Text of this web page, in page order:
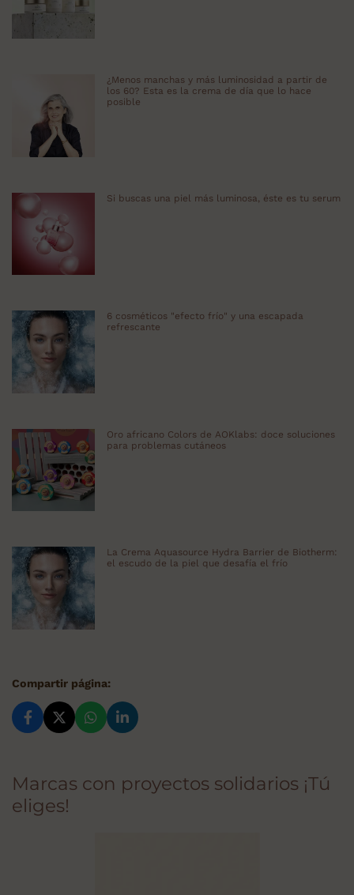
¿Menos manchas y más luminosidad a partir de
los 60? Esta es la crema de día que lo hace
posible
Si buscas una piel más luminosa, éste es tu serum
6 cosméticos "efecto frío" y una escapada
refrescante
Oro africano Colors de AOKlabs: doce soluciones
para problemas cutáneos
La Crema Aquasource Hydra Barrier de Biotherm:
el escudo de la piel que desafía el frío
Compartir página:
Marcas con proyectos solidarios ¡Tú
eliges!